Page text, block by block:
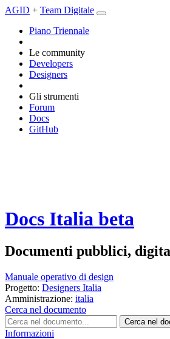
AGID + Team Digitale
Piano Triennale
Le community
Developers
Designers
Gli strumenti
Forum
Docs
GitHub
Docs Italia beta
Documenti pubblici,
Manuale operativo di design
Progetto: Designers Italia
Amministrazione: italia
Cerca nel documento
Cerca nel
Informazioni